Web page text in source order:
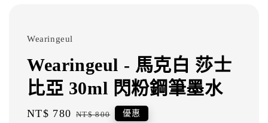
Wearingeul
Wearingeul - 馬克白 莎士
比亞 30ml 閃粉鋼筆墨水
Sale
NT$ 780 Regular
NT$ 800 優惠